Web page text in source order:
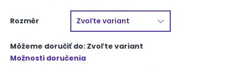
Rozměr
Môžeme doručiť do: Zvoľte variant
Možnosti doručenia